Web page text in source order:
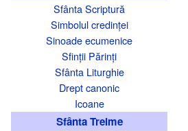
Sfânta Scriptură
Simbolul credinței
Sinoade ecumenice
Sfinții Părinți
Sfânta Liturghie
Drept canonic
Icoane
Sfânta Treime